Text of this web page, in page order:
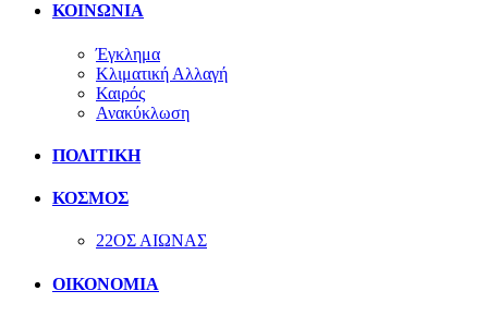
ΚΟΙΝΩΝΙΑ
Έγκλημα
Κλιματική Αλλαγή
Καιρός
Ανακύκλωση
ΠΟΛΙΤΙΚΗ
ΚΟΣΜΟΣ
22ΟΣ ΑΙΩΝΑΣ
ΟΙΚΟΝΟΜΙΑ